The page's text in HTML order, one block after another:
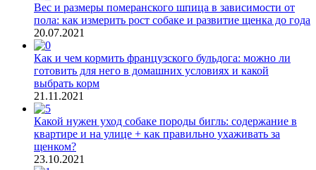
Вес и размеры померанского шпица в зависимости от
пола: как измерить рост собаке и развитие щенка до года
20.07.2021
Как и чем кормить французского бульдога: можно ли
готовить для него в домашних условиях и какой
выбрать корм
21.11.2021
Какой нужен уход собаке породы бигль: содержание в
квартире и на улице + как правильно ухаживать за
щенком?
23.10.2021